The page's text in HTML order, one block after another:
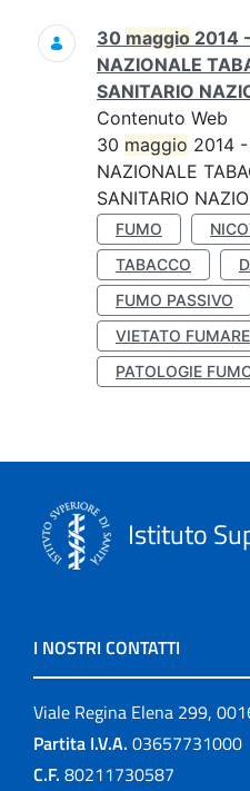
Ricerca
30 maggio 2014
NAZIONALE
SANITARIO
Contenuto Web
30 maggio 2014
NAZIONALE
SANITARIO
FUMO
TABACCO
FUMO PASSIVO
VIETATO FUMARE
PATOLOGIE
Istituto
I NOSTRI CONTATTI
Viale Regina Elena 299,
Partita I.V.A. 03657731000
C.F. 80211730587